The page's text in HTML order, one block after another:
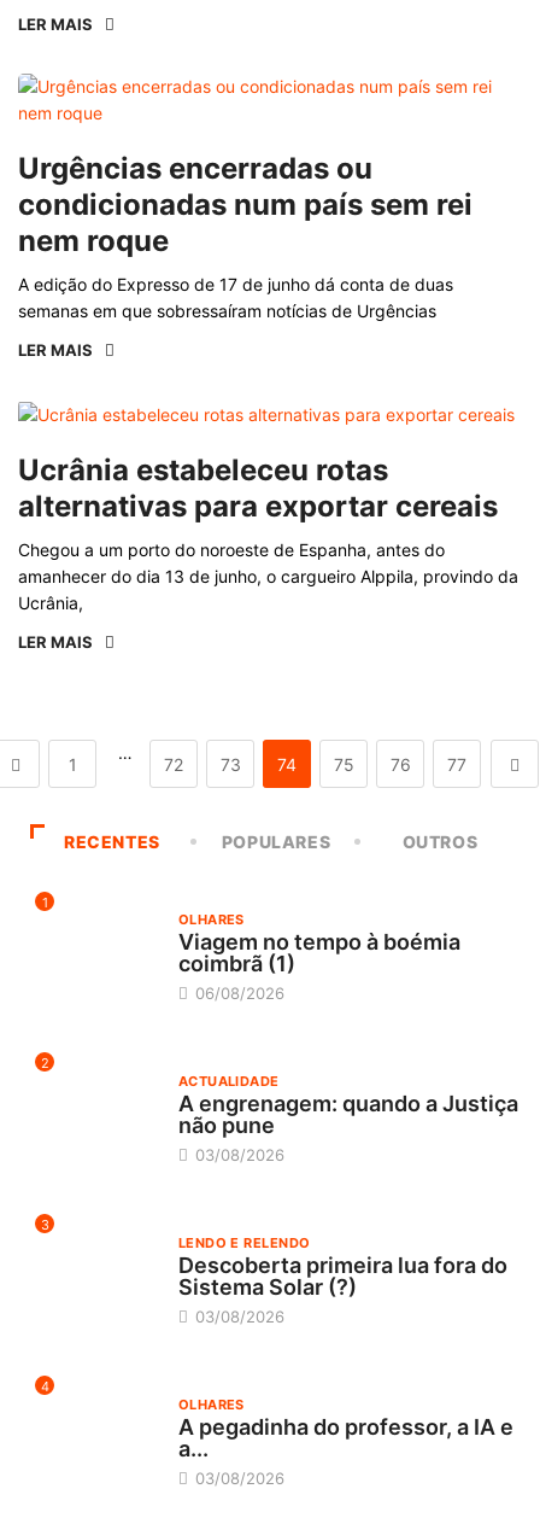
LER MAIS
Urgências encerradas ou
condicionadas num país sem rei
nem roque
A edição do Expresso de 17 de junho dá conta de duas
semanas em que sobressaíram notícias de Urgências
LER MAIS
Ucrânia estabeleceu rotas
alternativas para exportar cereais
Chegou a um porto do noroeste de Espanha, antes do
amanhecer do dia 13 de junho, o cargueiro Alppila, provindo da
Ucrânia,
LER MAIS
1
…
72 73 74 75 76 77
RECENTES POPULARES OUTROS
1
OLHARES
Viagem no tempo à boémia
coimbrã (1)
06/08/2026
2
ACTUALIDADE
A engrenagem: quando a Justiça
não pune
03/08/2026
3
LENDO E RELENDO
Descoberta primeira lua fora do
Sistema Solar (?)
03/08/2026
4
OLHARES
A pegadinha do professor, a IA e
a...
03/08/2026